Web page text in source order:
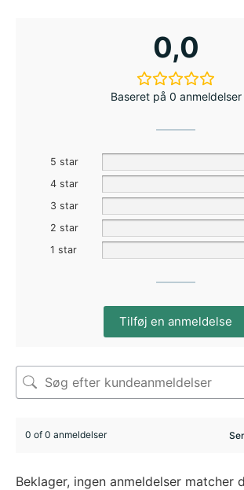
0,0
Baseret på 0 anmeldelser
5 star
4 star
3 star
2 star
1 star
Tilføj en anmeldelse
0 of 0 anmeldelser
Beklager, ingen anmeldelser matcher